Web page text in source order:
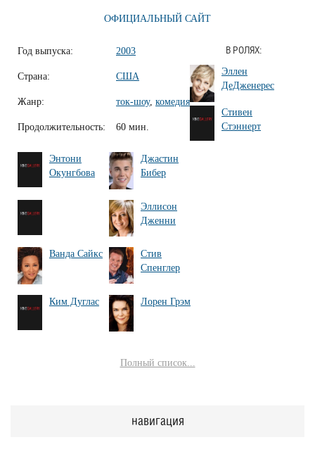
ОФИЦИАЛЬНЫЙ САЙТ
Год выпуска: 2003
Страна: США
Жанр: ток-шоу, комедия
Продолжительность: 60 мин.
В РОЛЯХ:
Эллен
ДеДженерес
Стивен
Стэннерт
Энтони
Окунгбова
Джастин
Бибер
Эллисон
Дженни
Ванда Сайкс
Стив
Спенглер
Ким Дуглас Лорен Грэм
Полный список...
навигация